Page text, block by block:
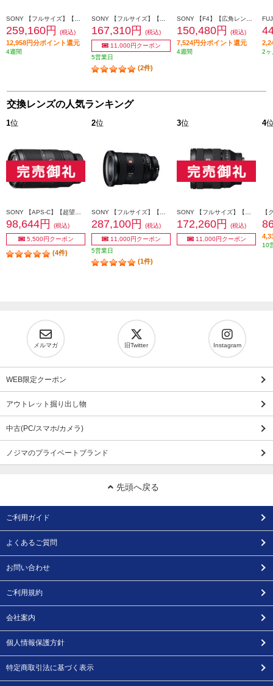
259,160円 (税込)
12,958円分ポイント還元
4週間
167,310円
(税込)
11,000円クーポン
5営業日
(2件)
150,480円 (税込)
7,524円分ポイント還元
4週間 2ヶ
交換レンズの人気ランキング
1位
98,644円
(税込)
5,500円クーポン
(4件)
2位
287,100円
(税込)
11,000円クーポン
5営業日
(1件)
3位
172,260円
(税込)
11,000円クーポン
4
10
メルマガ 旧Twitter Instagram
WEB限定クーポン
アウトレット掘り出し物
中古(PC/スマホ/カメラ)
ノジマのプライベートブランド
先頭へ戻る
ご利用ガイド
よくあるご質問
お問い合わせ
ご利用規約
会社案内
個人情報保護方針
特定商取引法に基づく表示